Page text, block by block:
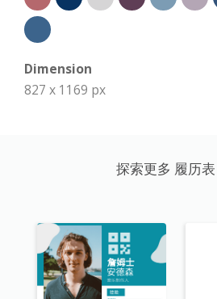
Dimension
827 x 1169 px
探索更多 履历